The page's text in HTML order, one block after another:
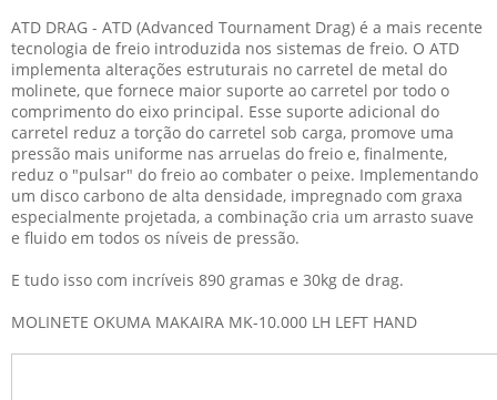
ATD DRAG - ATD (Advanced Tournament Drag) é a mais recente
tecnologia de freio introduzida nos sistemas de freio. O ATD
implementa alterações estruturais no carretel de metal do
molinete, que fornece maior suporte ao carretel por todo o
comprimento do eixo principal. Esse suporte adicional do
carretel reduz a torção do carretel sob carga, promove uma
pressão mais uniforme nas arruelas do freio e, finalmente,
reduz o "pulsar" do freio ao combater o peixe. Implementando
um disco carbono de alta densidade, impregnado com graxa
especialmente projetada, a combinação cria um arrasto suave
e fluido em todos os níveis de pressão.
E tudo isso com incríveis 890 gramas e 30kg de drag.
MOLINETE OKUMA MAKAIRA MK-10.000 LH LEFT HAND